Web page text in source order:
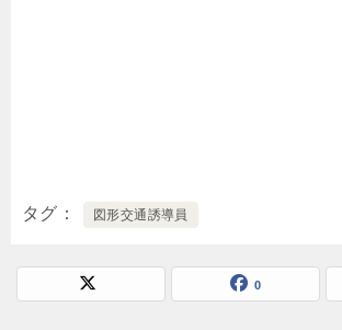
タグ 図形交通誘導員
0